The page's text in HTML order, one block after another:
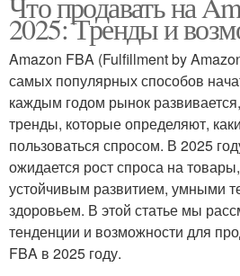
2025: Тренды и
Amazon FBA (Fulfillment by
самых популярных способов
каждым годом рынок
тренды, которые определяют,
пользоваться спросом. В 2025
ожидается рост спроса на
устойчивым развитием, умными
здоровьем. В этой статье мы
тенденции и возможности для
FBA в 2025 году.